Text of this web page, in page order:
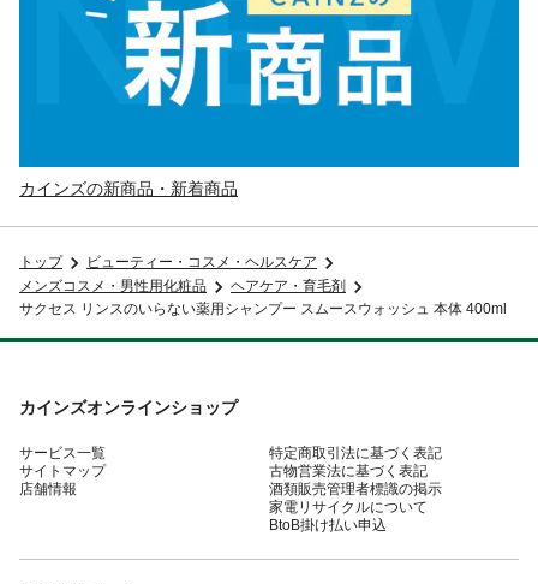
カインズの新商品・新着商品
トップ
ビューティー・コスメ・ヘルスケア
メンズコスメ・男性用化粧品
ヘアケア・育毛剤
サクセス リンスのいらない薬用シャンプー スムースウォッシュ 本体 400ml
カインズオンラインショップ
サービス一覧
サイトマップ
店舗情報
特定商取引法に基づく表記
古物営業法に基づく表記
酒類販売管理者標識の掲示
家電リサイクルについて
BtoB掛け払い申込